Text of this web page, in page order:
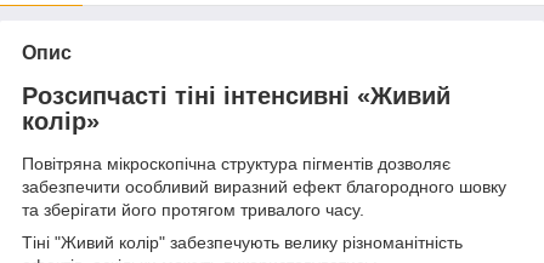
Опис
Розсипчасті тіні інтенсивні «Живий
колір»
Повітряна мікроскопічна структура пігментів дозволяє
забезпечити особливий виразний ефект благородного шовку
та зберігати його протягом тривалого часу.
Тіні "Живий колір" забезпечують велику різноманітність